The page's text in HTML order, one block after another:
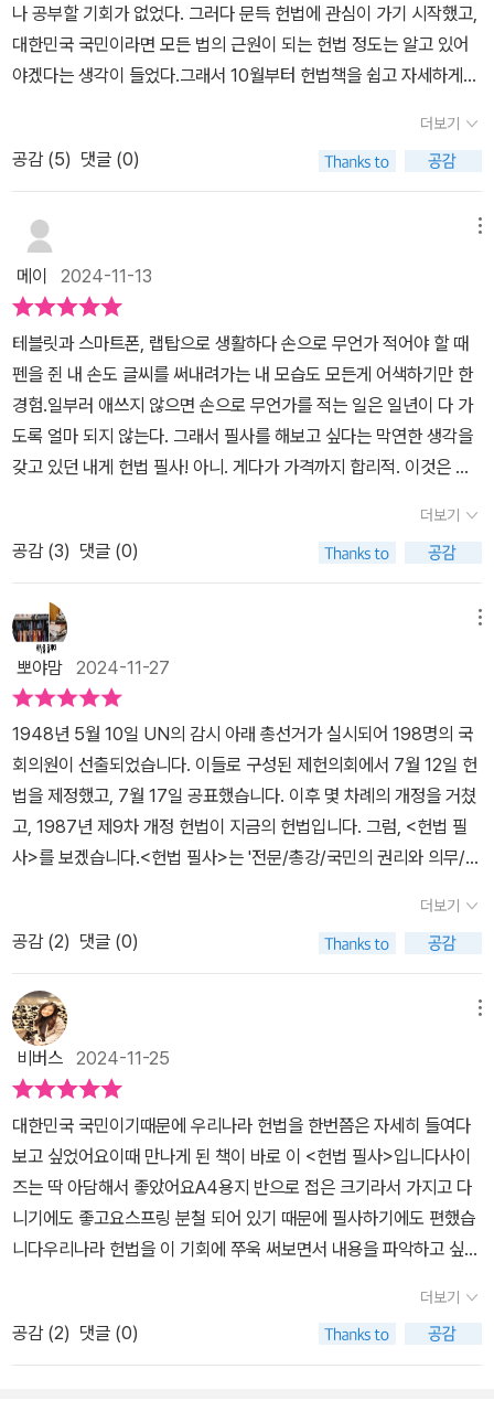
나 공부할 기회가 없었다. 그러다 문득 헌법에 관심이 가기 시작했고,
대한민국 국민이라면 모든 법의 근원이 되는 헌법 정도는 알고 있어
야겠다는 생각이 들었다.그래서 10월부터 헌법책을 쉽고 자세하게
그러다 11월이 되면서 2주 정도 헌법책을 전혀 보지 않다가 좋은 기
회에 필사할 수 있는 이 책을 만나 다시 헌법을 공부하는 계기로 삼으
려 한다.헌법은 대한민국 국민의 자유와 권리를 보장하기 위해 존재
한다. 또한 대한민국 국민이 인간다운 삶을 살 수 있도록 규정하고 있
가지 않는다는 것이다. 최고의 법이 규정한 삶을 우리는 왜 살아갈 수
없을까? 법과 현실이 다른 한계를 느낀다.헌법은 매우 중요하지만 조
문 자체가 너무 딱딱하다. 그래서 일반인들이 읽고 그 의미를 되새기
기에는 다소 거리감이 있다. 이것이 헌법을 읽는데에만 그치지 말고
필사를 해야 하는 이유가 된다. 대한민국의 주인인 내가 어떻게 살아
야 하는지, 국가는 어떤 것을 제공하는지 알아야 할 것 아닌가?헌법
은 총 10개의 주제에 따라 130개의 조문이 있다. 전문으로 시작하여
총강, 국민의 권리와 의무, 국회, 정부, 법원, 헌법재판소, 선거관리,
지방자치, 경제, 헌법개정 등을 다룬다. 국가와 국민, 자유와 평등, 권
대한민국을 구성하는 세부내용들이 모두 담겨 있다.헌법을 제대로 읽
어보기 전에는 알 수 없었던 대한민국의 존재 이유를 많이 알게 되었
다. 또한 대한민국에서는 40세가 넘어가야 대통령 피선거권이 있음
도 알게 되었다. 대한민국 국민으로서 헌법을 알지 못한다면 우리의
존재 자체를 알 수 없음과 같다고 생각한다. 몰랐으면 모를까 이미 헌
법에 담긴 내용을 알게 된 이후부터의 삶은 분명히 다를 것이라 확신
한다.나는 개인적으로 헌법 제 34조가 마음에 든다. 헌법은 대한민국
국민의 인간다운 생활을 할 권리를 가진다고 말한다. 국가는 여자, 노
인, 청소년, 신체장애자 등 사회적 약자들을 위한 보호 노력을 할 것을
을 할 권리를 규정하고 있다. 하지만 현실은?헌법에 규정된 인간다운
생활을 할 수 있다면 대한민국은 최고의 나라가 될 것이다. 헌법이 현
실과 괴리감이 크다면 문제가 있는 것이다. 헌법이 현실을 더 나아지
게 만들지 못한다면, 국민의 자유와 권리를 보장하지 못한다면 헌법
은 개정되어야 할 것이다. 현실이 헌법대로 구현되지 않는 시대를 어
떻게 바라볼 것인가?매일 조문 1개씩을 읽으면서 필사를 하고 대한민
국 국민으로서 헌법의 가치를 깨달을 수 있도록 노력해야 하겠다. 헌
법은 어렵지만 쉽고, 멀지만 가까운 법이다. 우리가 멀리하면 헌법은
우리에게 무용지물이 되겠지만 가까이에 두고 틈틈히 읽는다면 삶의
새로운 가치를 발견할 수 있을 것이라 생각한다.* 컬처블룸을 통해
책을 제공받아 감사하게 읽고 주관적인 의견을 적었습니다.
더보기
공감 (5) 댓글 (0)
메이 2024-11-13
테블릿과 스마트폰, 랩탑으로 생활하다 손으로 무언가 적어야 할 때
펜을 쥔 내 손도 글씨를 써내려가는 내 모습도 모든게 어색하기만 한
경험.일부러 애쓰지 않으면 손으로 무언가를 적는 일은 일년이 다 가
도록 얼마 되지 않는다. 그래서 필사를 해보고 싶다는 막연한 생각을
갖고 있던 내게 헌법 필사! 아니. 게다가 가격까지 합리적. 이것은 필
년 때 대학생의 허영심으로 헌법을 필사했던 기억이 있어서 더 관심
이 갔다. 뭣보다 좋은건 이건 전체가 다 한글이다! 대학생때야 한참 공
부할 때니까 한자가 어색하지 않았지만 지금은 한자가 너무 어색한
내게 전체가 한글인건 정말 감사한 일이다. 왼쪽에 헌법 전문 부분은
하얀색이고오른쪽 필사 부분은 미색으로 눈의 피로를 줄여 준다. 종
이가 도톰하니 글씨를 써보니 기분이 좋다. 얼핏 만져보기에는 90그
램짜리 정도 되는 것 같다. 책이 작고 가벼워서 가볍게 챙겨들고 분
위기 좋은 까페에 가서 써도 좋을 듯 싶다.요즘은 서울을 여행한다는
기분으로 멋진 분위기의 북까페나 전망이 좋은 도서관 등을 찾아 다
니는 데 이런거 한 권 챙겨 간다면 무게감도 부담스럽지 않게 근사한
휴식을 완성할 수 있을 것 같다. 필사를 하면 한 권의 책을 열 번 읽
는 효과가 있다고 하던데오늘 잠깐 필사하면서 그걸 또 한 번 느꼈다.
헌법 필사를 했던 전에도 전문은 하지 않았었는데 전문에 [대한국민
은]이라는 문구를 보고 깜짝 놀랐다. 난 당연히 그게 대한민국이라고
랐다.이렇게 한 글자 한 글자 필사를 해보는게 깊이 읽기에 얼마나 탁
월한지 다시 한 번 느끼게 되었다.그리고 헌법전문이 단 한문장이었
다는 것도. ^_^ 난 사실 법쪽에서 만나는 이 기나긴 문장에는 불만이
많지만.그거야 뭐 우리가 헌법 전문을 바꿀 수는 없는 문제니.불만만
품어본다.꼭 필사 자체에 흥미가 동한게 아니라도 헌법을 공부해야할
때 이 필사책이 헌법 조문 하나하나를 곱씹어가며 깊이 읽기에 도움
이 될것 같아서 공부하는 수험생들에게도 추천해본다. '이 리뷰는 컬
처블룸을 통해 출판사에서 도서를 제공 받아, 직접 읽고 작성한 리뷰
입니다.'[출처] '헌법 필사/더휴먼' 도서 서평단 모집 (발표일: 11/9) -
더보기
공감 (3) 댓글 (0)
뽀야맘 2024-11-27
1948년 5월 10일 UN의 감시 아래 총선거가 실시되어 198명의 국
회의원이 선출되었습니다. 이들로 구성된 제헌의회에서 7월 12일 헌
법을 제정했고, 7월 17일 공표했습니다. 이후 몇 차례의 개정을 거쳤
고, 1987년 제9차 개정 헌법이 지금의 헌법입니다. 그럼, <헌법 필
사>를 보겠습니다.<헌법 필사>는 '전문/총강/국민의 권리와 의무/국
칙'으로 되어 있습니다.전문에는 대한민국이 어떻게 건립되고, 어떤
정신을 계승했는지, 어떻게 살아갈 것인지를 말하고 있습니다. 대한
민국헌법이 공포된 날인 1948년 7월 17일이고, 7월 17일을 제헌절
이라 칭하며 이를 국경일로 삼고 있습니다. 이날은 조선왕조 건국일
과 같은 날로 5대 국경일 중 하나입니다. 이후 1952년, 1954년, 19
60년, 1962년, 1969년, 1972년, 1980년, 1987년에 이르기까지
9번의 개정을 거쳤고, 지금에 이르게 되었습니다.헌법의 시작인 총강
엔 우리가 많이 들었던 민주주의의 이념이 등장합니다. 대한민국은
민주공화국이며 주권은 국민에게 있고, 권력은 국민으로부터 나옵니
다. 이것은 간단하면서도 중요한 문장으로, 링컨 대통령의 유명한 연
설인 '국민의, 국민에 의한, 국민을 위한 정부'란 말과도 통하는 글이
라 생각합니다. 이렇게 전문부터 부칙까지 헌법을 적을 수 있도록 되
어 있습니다.우리 일상에 크고 작은 영향을 미치는 헌법, 도대체 그 안
에 어떤 내용이 있는지 한 번쯤은 궁금했던 적 있을 겁니다. 특히 요즘
더보기
공감 (2) 댓글 (0)
비버스 2024-11-25
대한민국 국민이기때문에 우리나라 헌법을 한번쯤은 자세히 들여다
보고 싶었어요이때 만나게 된 책이 바로 이 <헌법 필사>입니다사이
즈는 딱 아담해서 좋았어요A4용지 반으로 접은 크기라서 가지고 다
니기에도 좋고요스프링 분철 되어 있기 때문에 필사하기에도 편했습
니다​우리나라 헌법을 이 기회에 쭈욱 써보면서 내용을 파악하고 싶었
있습니다제1조부터 제130조까지 나오고부칙은 제6조까지 있습니
다.​파란색 펜으로 쓰면 더 잘 기억에 남는다고 하기에처음부터 파란
색 볼펜으로 시작해봤어요처음에는 샤프로 할까 했는데이왕 시작하
더보기
공감 (2) 댓글 (0)